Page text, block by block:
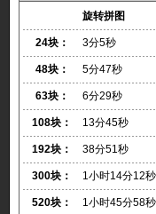
旋转拼图
24块： 3分5秒
48块： 5分47秒
63块： 6分29秒
108块： 13分45秒
192块： 38分51秒
300块： 1小时14分12秒
520块： 1小时45分58秒